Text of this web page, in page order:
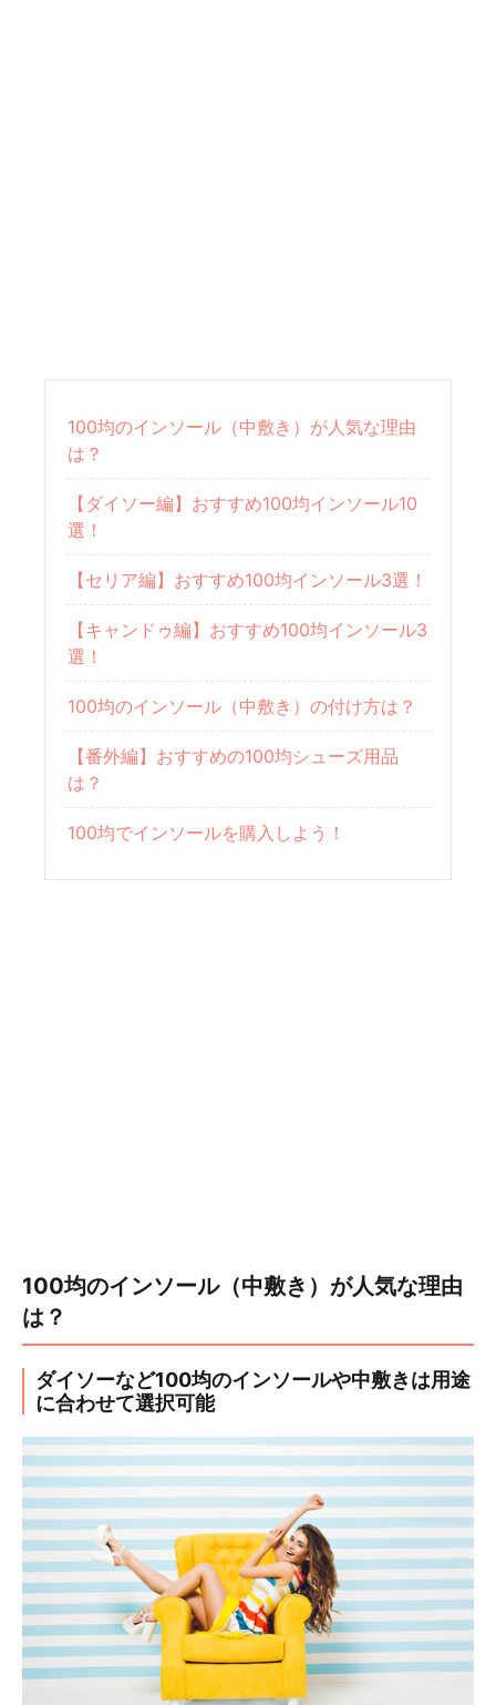
100均のインソール（中敷き）が人気な理由
は？
【ダイソー編】おすすめ100均インソール10
選！
【セリア編】おすすめ100均インソール3選！
【キャンドゥ編】おすすめ100均インソール3
選！
100均のインソール（中敷き）の付け方は？
【番外編】おすすめの100均シューズ用品
は？
100均でインソールを購入しよう！
100均のインソール（中敷き）が人気な理由
は？
ダイソーなど100均のインソールや中敷きは用途
に合わせて選択可能